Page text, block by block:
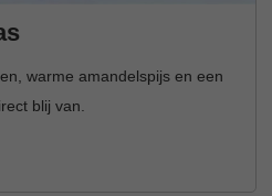
warme amandelspijs en een
blij van.